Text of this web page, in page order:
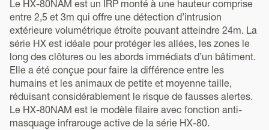
Le HX-80NAM est un IRP monté à une hauteur comprise
entre 2,5 et 3m qui offre une détection d’intrusion
extérieure volumétrique étroite pouvant atteindre 24m. La
série HX est idéale pour protéger les allées, les zones le
long des clôtures ou les abords immédiats d’un bâtiment.
Elle a été conçue pour faire la différence entre les
humains et les animaux de petite et moyenne taille,
réduisant considérablement le risque de fausses alertes.
Le HX-80NAM est le modèle filaire avec fonction anti-
masquage infrarouge active de la série HX-80.